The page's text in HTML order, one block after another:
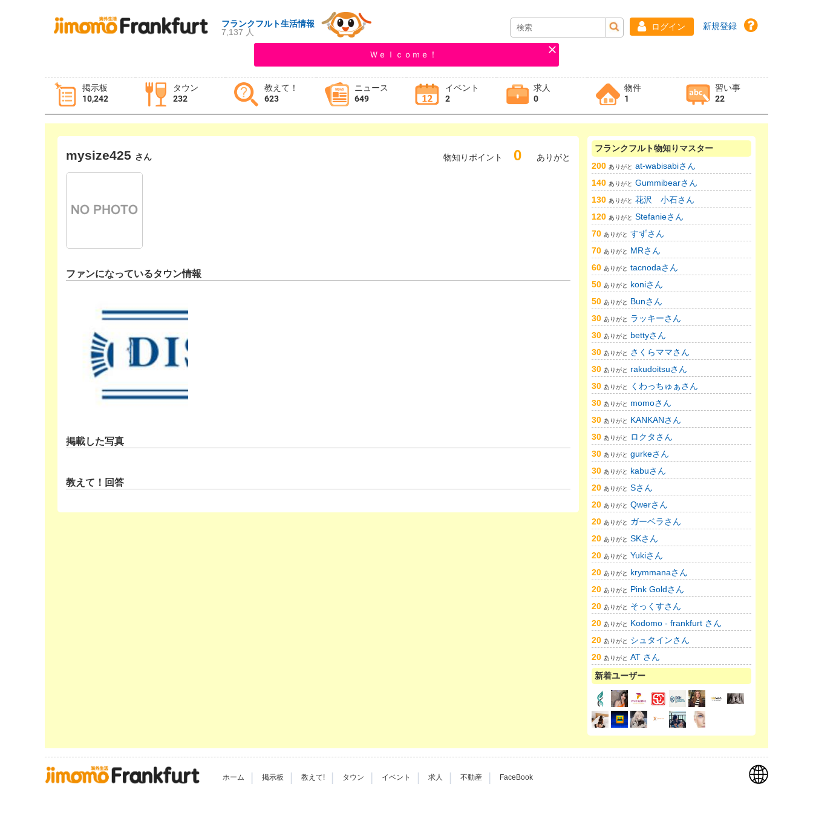
フランクフルト生活情報
7,137 人
ログイン 新規登録
Ｗｅｌｃｏｍｅ！
掲示板
10,242
タウン
232
教えて！
623
ニュース
649
イベント
2
求人
0
物件
1
習い事
22
タウン情報
mysize425 さん 物知りポイント 0 ありがと
ファンになっているタウン情報
掲載した写真
教えて！回答
フランクフルト物知りマスター
200 ありがと at-wabisabiさん
140 ありがと Gummibearさん
130 ありがと 花沢 小石さん
120 ありがと Stefanieさん
70 ありがと すずさん
70 ありがと
MRさん
60 ありがと tacnodaさん
50 ありがと
koniさん
50 ありがと
Bunさん
30 ありがと
ラッキーさん
30 ありがと
bettyさん
30 ありがと
さくらママさん
30 ありがと
rakudoitsuさん
30 ありがと
くわっちゅぁさん
30 ありがと
momoさん
30 ありがと
KANKANさん
30 ありがと
ロクタさん
30 ありがと gurkeさん
30 ありがと
kabuさん
20 ありがと Sさん
20 ありがと Qwerさん
20 ありがと
ガーベラさん
20 ありがと SKさん
20 ありがと Yukiさん
20 ありがと
krymmanaさん
20 ありがと
Pink Goldさん
20 ありがと
そっくすさん
20 ありがと
Kodomo - frankfurt さん
20 ありがと
シュタインさん
20 ありがと AT さん
新着ユーザー
ホーム 掲示板 教えて! タウン イベント 求人 不動産 FaceBook